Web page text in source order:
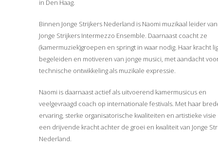
in Den Haag.
Binnen Jonge Strijkers Nederland is Naomi muzikaal leider
Jonge Strijkers Intermezzo Ensemble. Daarnaast coacht ze
(kamermuziek)groepen en springt in waar nodig. Haar kracht
begeleiden en motiveren van jonge musici, met aandacht
technische ontwikkeling als muzikale expressie.
Naomi is daarnaast actief als uitvoerend kamermusicus en
veelgevraagd coach op internationale festivals. Met haar
ervaring, sterke organisatorische kwaliteiten en artistieke visie
een drijvende kracht achter de groei en kwaliteit van Jonge
Nederland.